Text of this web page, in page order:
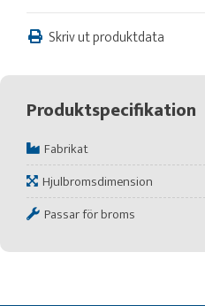
Skriv ut produktdata
Produktspecifikation
Fabrikat
Hjulbromsdimension
Passar för broms